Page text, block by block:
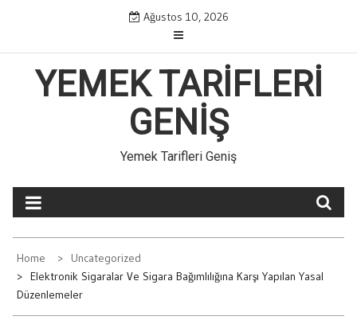
content
Ağustos 10, 2026
YEMEK TARIFLERI
GENIŞ
Yemek Tarifleri Geniş
Home
Uncategorized
Elektronik Sigaralar Ve Sigara Bağımlılığına Karşı Yapılan Yasal
Düzenlemeler